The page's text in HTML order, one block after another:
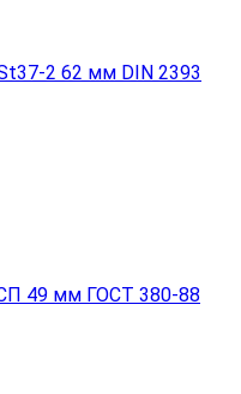
2 62 мм DIN 2393
49 мм ГОСТ 380-88